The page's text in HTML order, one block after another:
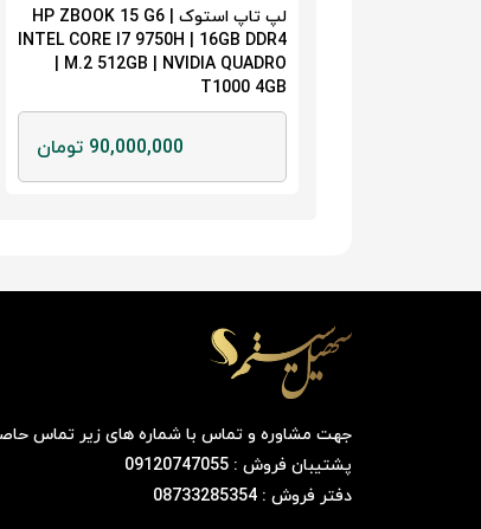
لپ تاپ استوک HP ZBOOK 15 G6 |
INTEL CORE I7 9750H | 16GB DDR4
| M.2 512GB | NVIDIA QUADRO
T1000 4GB
90,000,000 تومان
جهت مشاوره و تماس با شماره های زیر تماس
پشتیبان فروش : 09120747055
دفتر فروش : 08733285354